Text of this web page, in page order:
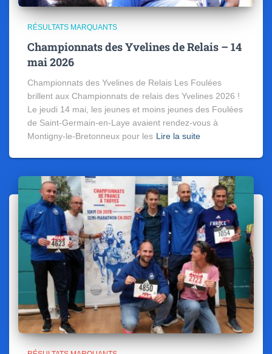
RÉSULTATS MARQUANTS
Championnats des Yvelines de Relais – 14
mai 2026
Championnats des Yvelines de Relais Les Foulées
brillent aux Championnats de relais des Yvelines 2026 !
Le jeudi 14 mai, les jeunes et moins jeunes des Foulées
de Saint-Germain-en-Laye avaient rendez-vous à
Montigny-le-Bretonneux pour les Lire la suite